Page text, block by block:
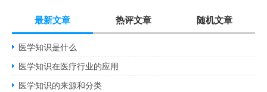
最新文章 热评文章 随机文章
医学知识是什么
医学知识在医疗行业的应用
医学知识的来源和分类